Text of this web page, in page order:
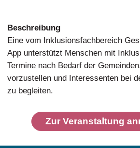
Beschreibung
Eine vom Inklusionsfachbereich
App unterstützt Menschen mit
Termine nach Bedarf der
vorzustellen und Interessenten bei
zu begleiten.
Zur Veranstaltung